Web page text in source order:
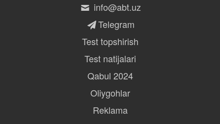
info@abt.uz
Telegram
Test topshirish
Test natijalari
Qabul 2024
Oliygohlar
Reklama